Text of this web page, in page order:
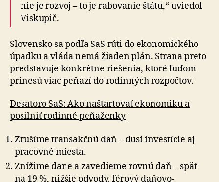
nie je rozvoj – to je rabovanie štátu,“ uviedol
Viskupič.
Slovensko sa podľa SaS rúti do ekonomického
úpadku a vláda nemá žiaden plán. Strana preto
predstavuje kon­krét­ne riešenia, ktoré ľuďom
prinesú viac peňazí do rodinných rozpočtov.
Desatoro SaS: Ako naštartovať ekonomiku a
posilniť rodinné peňaženky
Zrušíme transakčnú daň – dusí investície aj
pracovné miesta.
Znížime dane a zavedieme rovnú daň – späť
na 19 %, nižšie odvody, férový daňovo-